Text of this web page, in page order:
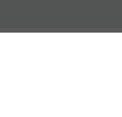
trgovine ljudima